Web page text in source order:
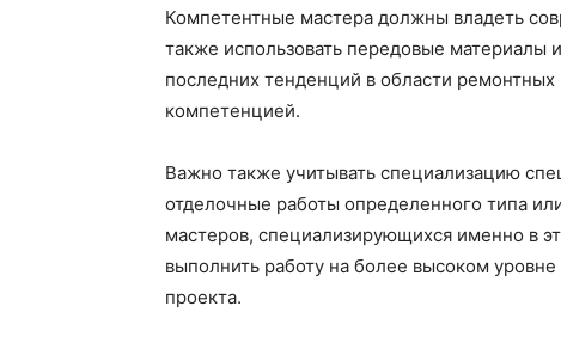
Компетентные мастера должны владеть
также использовать передовые
последних тенденций в области
компетенцией.
Важно также учитывать специализацию
отделочные работы определенного типа
мастеров, специализирующихся именно в
выполнить работу на более высоком
проекта.